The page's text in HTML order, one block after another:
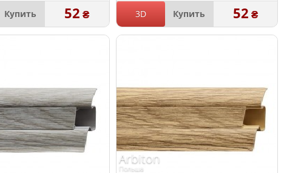
Купить 52 ₴ 3D Купить 52 ₴
Arbiton
Польша